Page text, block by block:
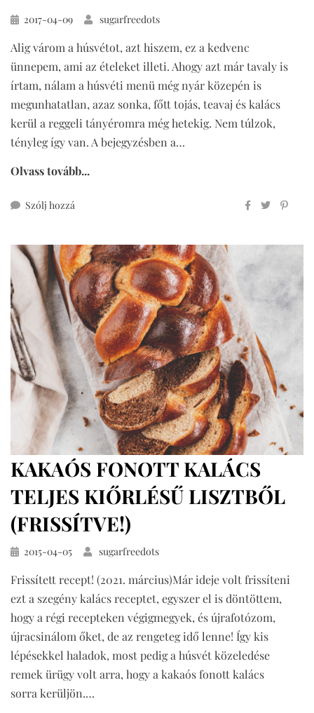
Közzétéve
2017-04-09 sugarfreedots
Alig várom a húsvétot, azt hiszem, ez a kedvenc
ünnepem, ami az ételeket illeti. Ahogy azt már tavaly is
írtam, nálam a húsvéti menü még nyár közepén is
megunhatatlan, azaz sonka, főtt tojás, teavaj és kalács
kerül a reggeli tányéromra még hetekig. Nem túlzok,
tényleg így van. A bejegyzésben a…
Olvass tovább...
Szólj hozzá
márványkuglóf
KAKAÓS FONOTT KALÁCS
TELJES KIŐRLÉSŰ LISZTBŐL
(FRISSÍTVE!)
Közzétéve
2015-04-05 sugarfreedots
Frissített recept! (2021. március)Már ideje volt frissíteni
ezt a szegény kalács receptet, egyszer el is döntöttem,
hogy a régi recepteken végigmegyek, és újrafotózom,
újracsinálom őket, de az rengeteg idő lenne! Így kis
lépésekkel haladok, most pedig a húsvét közeledése
remek ürügy volt arra, hogy a kakaós fonott kalács
sorra kerüljön.…